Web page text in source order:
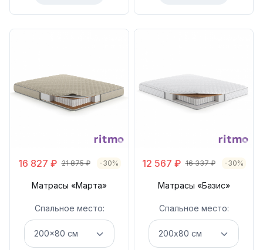
16 827 ₽ 21 875₽ -30%
Матрасы «Марта»
Спальное место:
12 567 ₽ 16 337₽ -30%
Матрасы «Базис»
Спальное место: